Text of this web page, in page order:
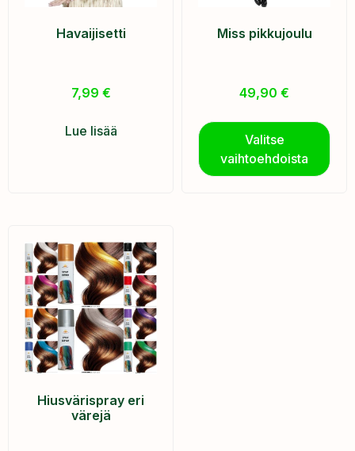
Havaijisetti
7,99 €
Lue lisää
Miss pikkujoulu
49,90 €
Valitse
vaihtoehdoista
Hiusvärispray eri
värejä